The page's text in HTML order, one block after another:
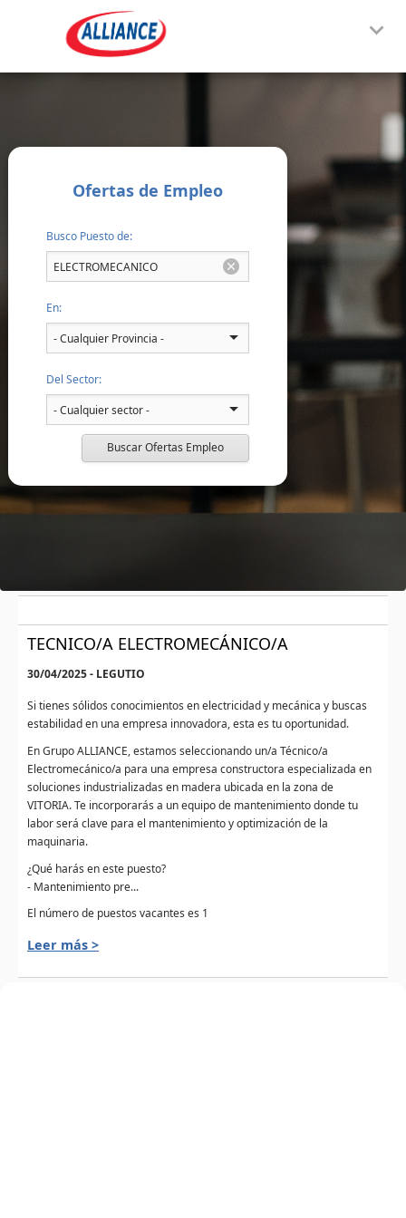
Ofertas de Empleo
Busco Puesto de:
En:
Del Sector:
Buscar Ofertas Empleo
TECNICO/A ELECTROMECÁNICO/A
30/04/2025 - LEGUTIO
Si tienes sólidos conocimientos en electricidad y mecánica y buscas
estabilidad en una empresa innovadora, esta es tu oportunidad.
En Grupo ALLIANCE, estamos seleccionando un/a Técnico/a
Electromecánico/a para una empresa constructora especializada en
soluciones industrializadas en madera ubicada en la zona de
VITORIA. Te incorporarás a un equipo de mantenimiento donde tu
labor será clave para el mantenimiento y optimización de la
maquinaria.
¿Qué harás en este puesto?
- Mantenimiento pre...
El número de puestos vacantes es 1
Leer más >